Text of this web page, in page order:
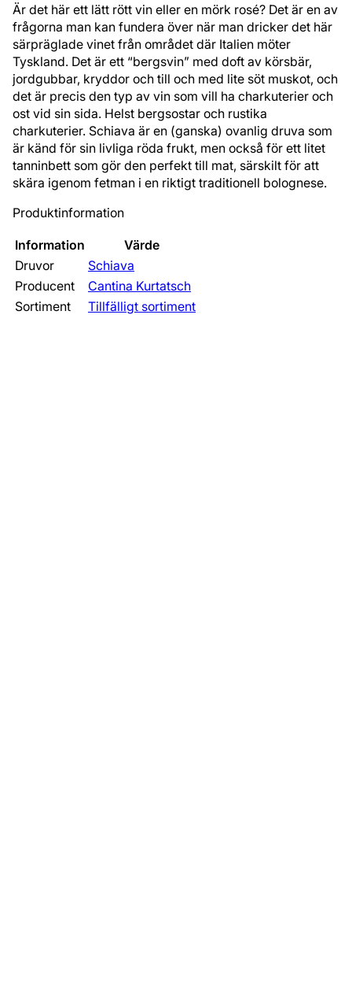
Är det här ett lätt rött vin eller en mörk rosé? Det är en av
frågorna man kan fundera över när man dricker det här
särpräglade vinet från området där Italien möter
Tyskland. Det är ett “bergsvin” med doft av körsbär,
jordgubbar, kryddor och till och med lite söt muskot, och
det är precis den typ av vin som vill ha charkuterier och
ost vid sin sida. Helst bergsostar och rustika
charkuterier. Schiava är en (ganska) ovanlig druva som
är känd för sin livliga röda frukt, men också för ett litet
tanninbett som gör den perfekt till mat, särskilt för att
skära igenom fetman i en riktigt traditionell bolognese.
Produktinformation
Information
Värde
Druvor
Schiava
Producent
Cantina Kurtatsch
Sortiment
Tillfälligt sortiment